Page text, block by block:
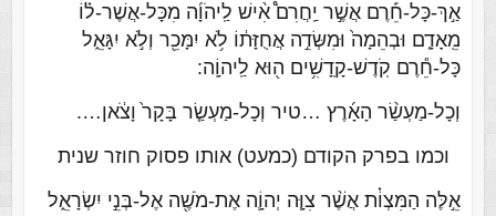
אַ֣ךְ-כָּל-חֵ֡רֶם אֲשֶׁ֣ר יַֽחֲרִם֩ אִ֨ישׁ לַֽיהֹוָ֜ה מִכָּל-אֲשֶׁר-ל֗וֹ
מֵֽאָדָ֤ם וּבְהֵמָה֙ וּמִשְּׂדֵ֣ה אֲחֻזָּת֔וֹ לֹ֥א יִמָּכֵ֖ר וְלֹ֣א יִגָּאֵ֑ל
כָּל-חֵ֕רֶם קֹֽדֶשׁ-קָֽדָשִׁ֥ים ה֖וּא לַֽיהוָֹֽה:
וְכָל-מַעְשַׂ֨ר הָאָ֜רֶץ …טיר וְכָל-מַעְשַׂ֤ר בָּקָר֙ וָצֹ֔אן….
וכמו בפרק הקודם (כמעט) אותו פסוק חוזר שנית
אֵ֣לֶּה הַמִּצְוֹ֗ת אֲשֶׁ֨ר צִוָּ֧ה יְהוָֹ֛ה אֶת-מֹשֶׁ֖ה אֶל-בְּנֵ֣י יִשְׂרָאֵ֑ל